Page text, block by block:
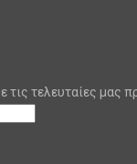
τις τελευταίες μας